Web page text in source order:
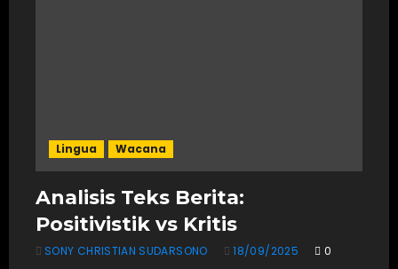
Lingua Wacana
Analisis Teks Berita:
Positivistik vs Kritis
SONY CHRISTIAN SUDARSONO 18/09/2025 0